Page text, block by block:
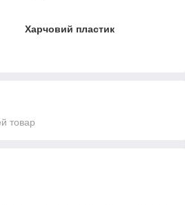
Харчовий пластик
товар